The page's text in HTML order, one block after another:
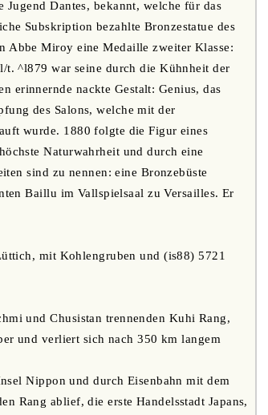
Dantes, bekannt, welche für das
Subskription bezahlte Bronzestatue des
Abbe Miroy eine Medaille zweiter Klasse:
t. ^l879 war seine durch die Kühnheit der
erinnernde nackte Gestalt: Genius, das
des Salons, welche mit der
wurde. 1880 folgte die Figur eines
Naturwahrheit und durch eine
sind zu nennen: eine Bronzebüste
Baillu im Vallspielsaal zu Versailles. Er
mit Kohlengruben und (is88) 5721
und Chusistan trennenden Kuhi Rang,
und verliert sich nach 350 km langem
Nippon und durch Eisenbahn mit dem
Rang ablief, die erste Handelsstadt Japans,